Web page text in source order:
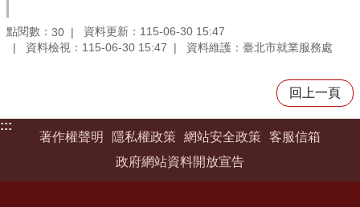
點閱數： 30
資料更新：115-06-30 15:47
資料檢視：115-06-30 15:47
資料維護：臺北市就業服務處
回上一頁
:::
著作權聲明
隱私權政策 網站安全政策 客服信箱
政府網站資料開放宣告